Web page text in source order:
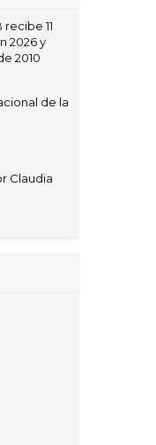
recibe 11
2026 y
2010
de la
Claudia